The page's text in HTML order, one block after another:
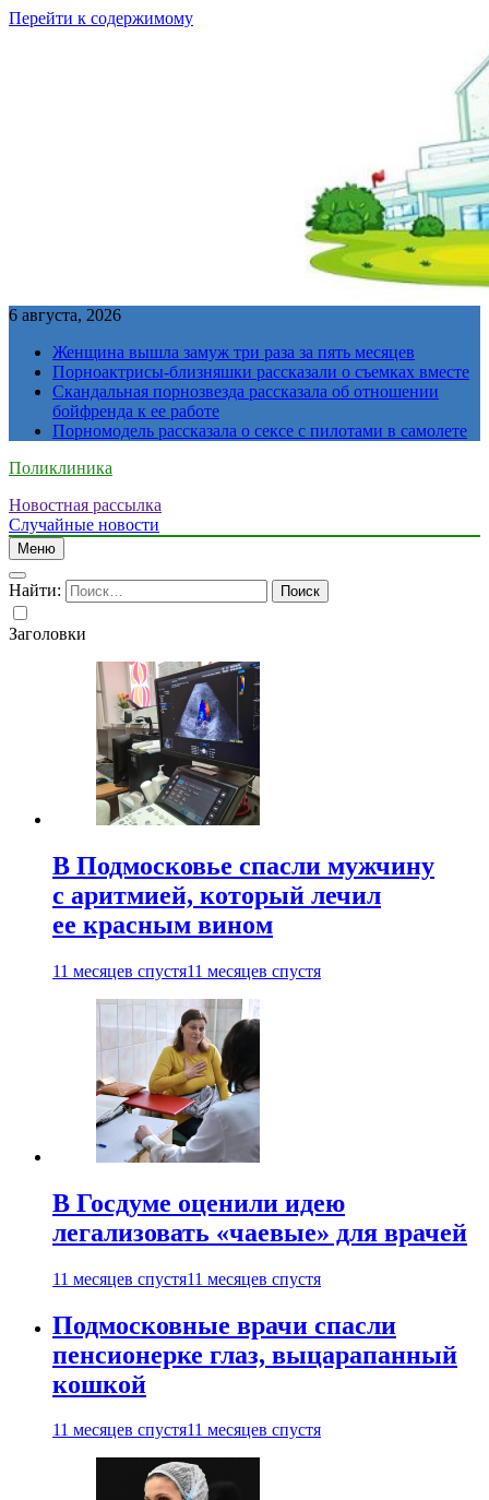
Перейти к содержимому
6 августа, 2026
Женщина вышла замуж три раза за пять месяцев
Порноактрисы-близняшки рассказали о съемках вместе
Скандальная порнозвезда рассказала об отношении
бойфренда к ее работе
Порномодель рассказала о сексе с пилотами в самолете
Поликлиника
Новостная рассылка
Случайные новости
Меню
Найти:
Заголовки
В Подмосковье спасли мужчину
с аритмией, который лечил
ее красным вином
11 месяцев спустя11 месяцев спустя
В Госдуме оценили идею
легализовать «чаевые» для врачей
11 месяцев спустя11 месяцев спустя
Подмосковные врачи спасли
пенсионерке глаз, выцарапанный
кошкой
11 месяцев спустя11 месяцев спустя